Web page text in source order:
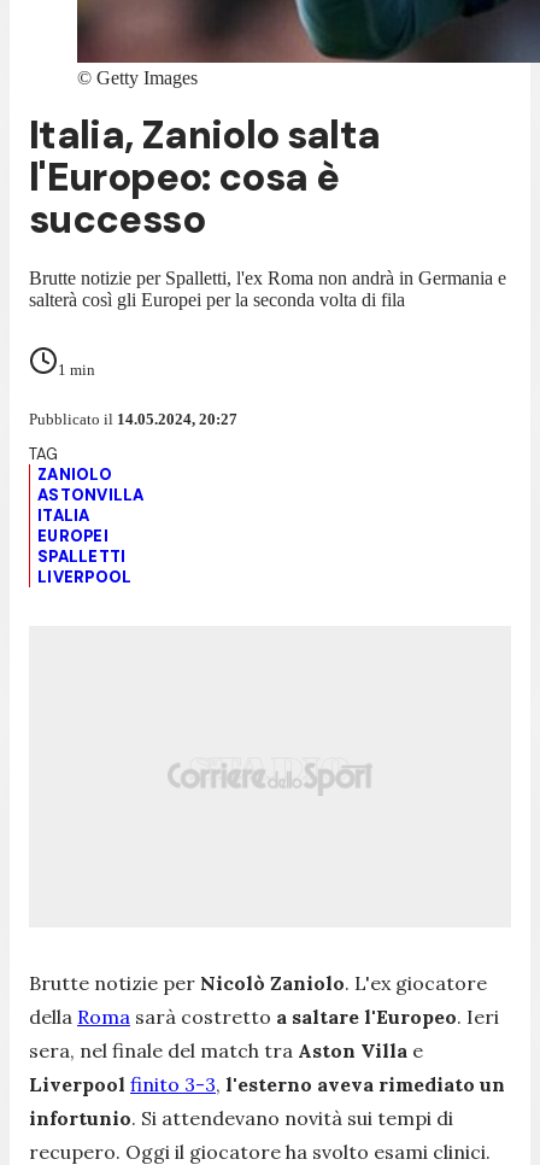
© Getty Images
Italia, Zaniolo salta
l'Europeo: cosa è
successo
Brutte notizie per Spalletti, l'ex Roma non andrà in Germania e
salterà così gli Europei per la seconda volta di fila
1 min
Pubblicato il 14.05.2024, 20:27
ZANIOLO
ASTONVILLA
ITALIA
EUROPEI
SPALLETTI
LIVERPOOL
Brutte notizie per Nicolò Zaniolo. L'ex giocatore
della Roma sarà costretto a saltare l'Europeo. Ieri
sera, nel finale del match tra Aston Villa e
Liverpool finito 3-3, l'esterno aveva rimediato un
infortunio. Si attendevano novità sui tempi di
recupero. Oggi il giocatore ha svolto esami clinici.